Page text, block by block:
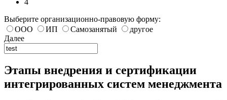
Выберите организационно-правовую форму:
ООО
ИП Самозанятый
другое
Далее
Этапы внедрения и сертификации
интегрированных систем менеджмента